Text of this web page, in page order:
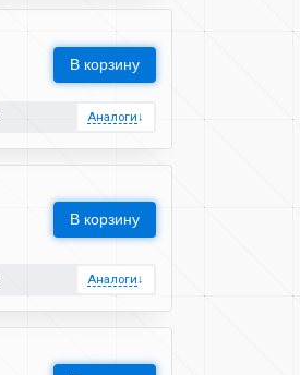
В корзину
Аналоги↓
В корзину
Аналоги↓